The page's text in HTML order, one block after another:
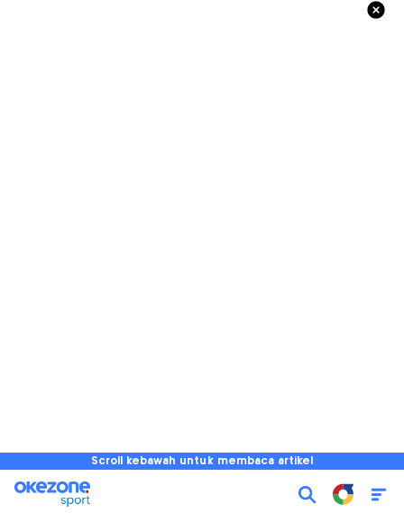
Scroll kebawah untuk membaca artikel